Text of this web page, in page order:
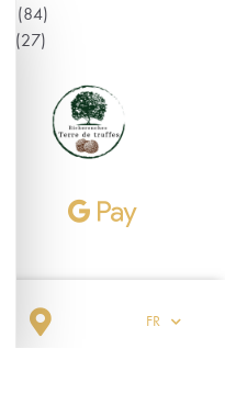
(84)
(27)
GESTION DES COOKIES
ne dispose pas d'ascenseur.
fumeur
FR